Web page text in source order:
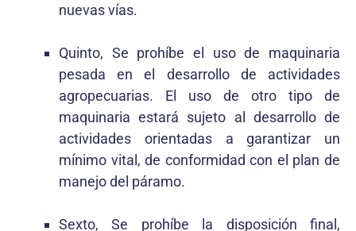
nuevas vías.
Quinto, Se prohíbe el uso de maquinaria
pesada en el desarrollo de actividades
agropecuarias. El uso de otro tipo de
maquinaria estará sujeto al desarrollo de
actividades orientadas a garantizar un
mínimo vital, de conformidad con el plan de
manejo del páramo.
Sexto, Se prohíbe la disposición final,